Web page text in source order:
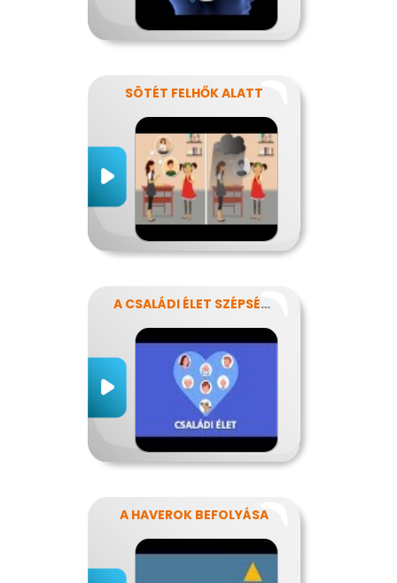
SÖTÉT FELHŐK ALATT
A CSALÁDI ÉLET SZÉPSÉGEI ÉS NEHÉZSÉGEI
A HAVEROK BEFOLYÁSA